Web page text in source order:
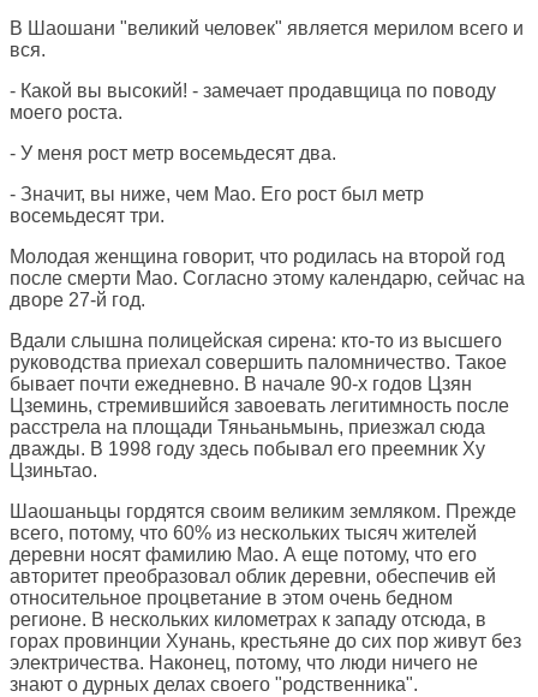
В Шаошани "великий человек" является мерилом всего и
вся.
- Какой вы высокий! - замечает продавщица по поводу
моего роста.
- У меня рост метр восемьдесят два.
- Значит, вы ниже, чем Мао. Его рост был метр
восемьдесят три.
Молодая женщина говорит, что родилась на второй год
после смерти Мао. Согласно этому календарю, сейчас на
дворе 27-й год.
Вдали слышна полицейская сирена: кто-то из высшего
руководства приехал совершить паломничество. Такое
бывает почти ежедневно. В начале 90-х годов Цзян
Цземинь, стремившийся завоевать легитимность после
расстрела на площади Тяньаньмынь, приезжал сюда
дважды. В 1998 году здесь побывал его преемник Ху
Цзиньтао.
Шаошаньцы гордятся своим великим земляком. Прежде
всего, потому, что 60% из нескольких тысяч жителей
деревни носят фамилию Мао. А еще потому, что его
авторитет преобразовал облик деревни, обеспечив ей
относительное процветание в этом очень бедном
регионе. В нескольких километрах к западу отсюда, в
горах провинции Хунань, крестьяне до сих пор живут без
электричества. Наконец, потому, что люди ничего не
знают о дурных делах своего "родственника".